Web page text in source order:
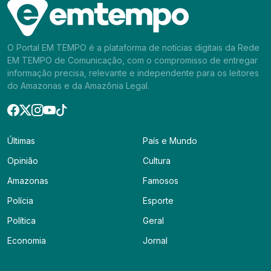
O Portal EM TEMPO é a plataforma de notícias digitais da Rede
EM TEMPO de Comunicação, com o compromisso de entregar
informação precisa, relevante e independente para os leitores
do Amazonas e da Amazônia Legal.
Últimas
Opinião
Amazonas
Polícia
Política
Economia
País e Mundo
Cultura
Famosos
Esporte
Geral
Jornal